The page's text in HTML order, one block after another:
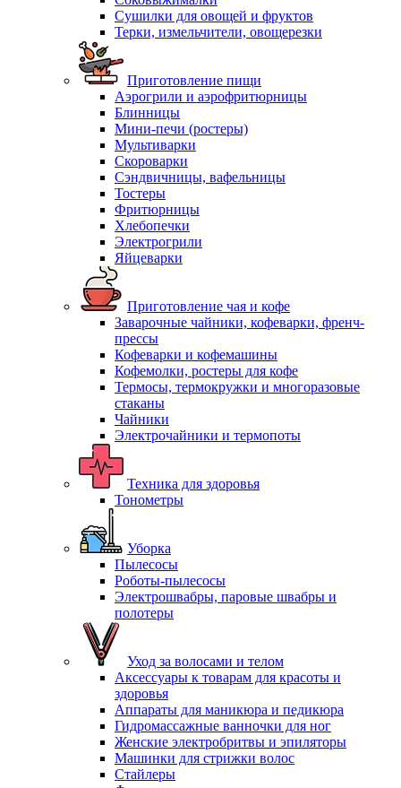
Сушилки для овощей и фруктов
Терки, измельчители, овощерезки
Приготовление пищи
Аэрогрили и аэрофритюрницы
Блинницы
Мини-печи (ростеры)
Мультиварки
Скороварки
Сэндвичницы, вафельницы
Тостеры
Фритюрницы
Хлебопечки
Электрогрили
Яйцеварки
Приготовление чая и кофе
Заварочные чайники, кофеварки, френч-
прессы
Кофеварки и кофемашины
Кофемолки, ростеры для кофе
Термосы, термокружки и многоразовые
стаканы
Чайники
Электрочайники и термопоты
Техника для здоровья
Тонометры
Уборка
Пылесосы
Роботы-пылесосы
Электрошвабры, паровые швабры и
полотеры
Уход за волосами и телом
Аксессуары к товарам для красоты и
здоровья
Аппараты для маникюра и педикюра
Гидромассажные ванночки для ног
Женские электробритвы и эпиляторы
Машинки для стрижки волос
Стайлеры